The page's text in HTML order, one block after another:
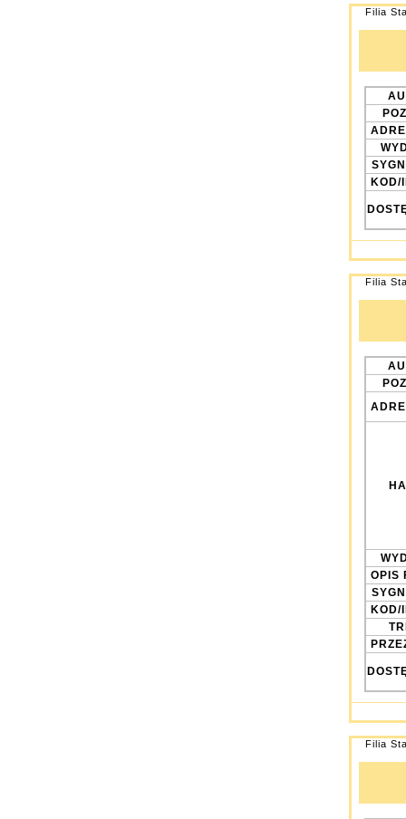
Filia
KOD/
Filia
OPIS
KOD/
Filia